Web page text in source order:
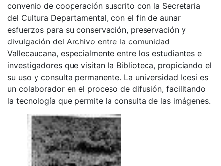
convenio de cooperación suscrito con la Secretaria
del Cultura Departamental, con el fin de aunar
esfuerzos para su conservación, preservación y
divulgación del Archivo entre la comunidad
Vallecaucana, especialmente entre los estudiantes e
investigadores que visitan la Biblioteca, propiciando el
su uso y consulta permanente. La universidad Icesi es
un colaborador en el proceso de difusión, facilitando
la tecnología que permite la consulta de las imágenes.